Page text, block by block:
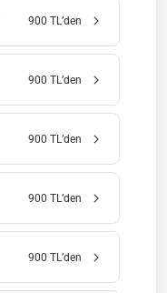
900 TL’den
900 TL’den
900 TL’den
900 TL’den
900 TL’den